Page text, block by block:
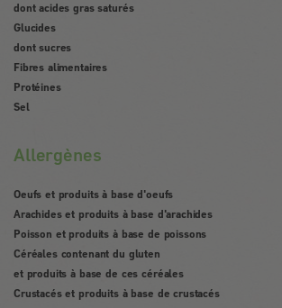
dont acides gras saturés
Glucides
dont sucres
Fibres alimentaires
Protéines
Sel
Allergènes
Oeufs et produits à base d'oeufs
Arachides et produits à base d'arachides
Poisson et produits à base de poissons
Céréales contenant du gluten
et produits à base de ces céréales
Crustacés et produits à base de crustacés